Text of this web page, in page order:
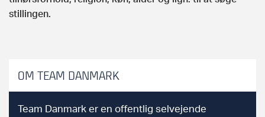
stillingen.
OM TEAM DANMARK
Team Danmark er en offentlig selvejende